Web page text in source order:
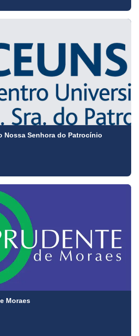
Nossa Senhora do Patrocínio
Moraes